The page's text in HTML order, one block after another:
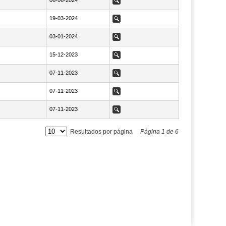
NaN19-03-2024
19-03-2024 Ver
NaN03-01-2024
03-01-2024 Ver
NaN15-12-2023
15-12-2023 Ver
NaN07-11-2023
07-11-2023 Ver
NaN07-11-2023
07-11-2023 Ver
NaN07-11-2023
07-11-2023 Ver
Resultados por página Página 1 de 6